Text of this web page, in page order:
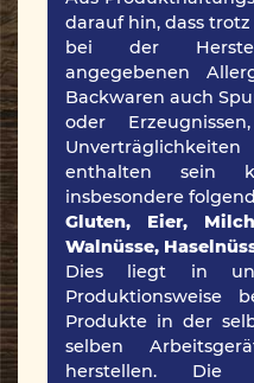
darauf hin, dass
bei der
angegebenen
Backwaren auch
oder
enthalten sein
insbesondere
Gluten, Eier,
Walnüsse,
Dies liegt in
Produktionsweise
Produkte in der
selben
herstellen.